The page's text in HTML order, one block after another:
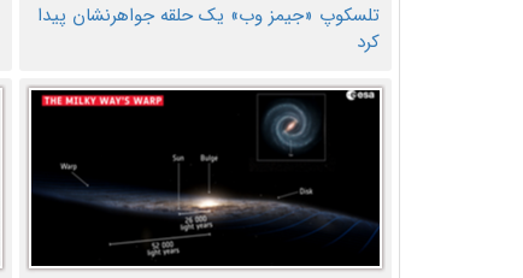
تلسکوپ «جیمز وب» یک حلقه جواهرنشان پیدا
کرد